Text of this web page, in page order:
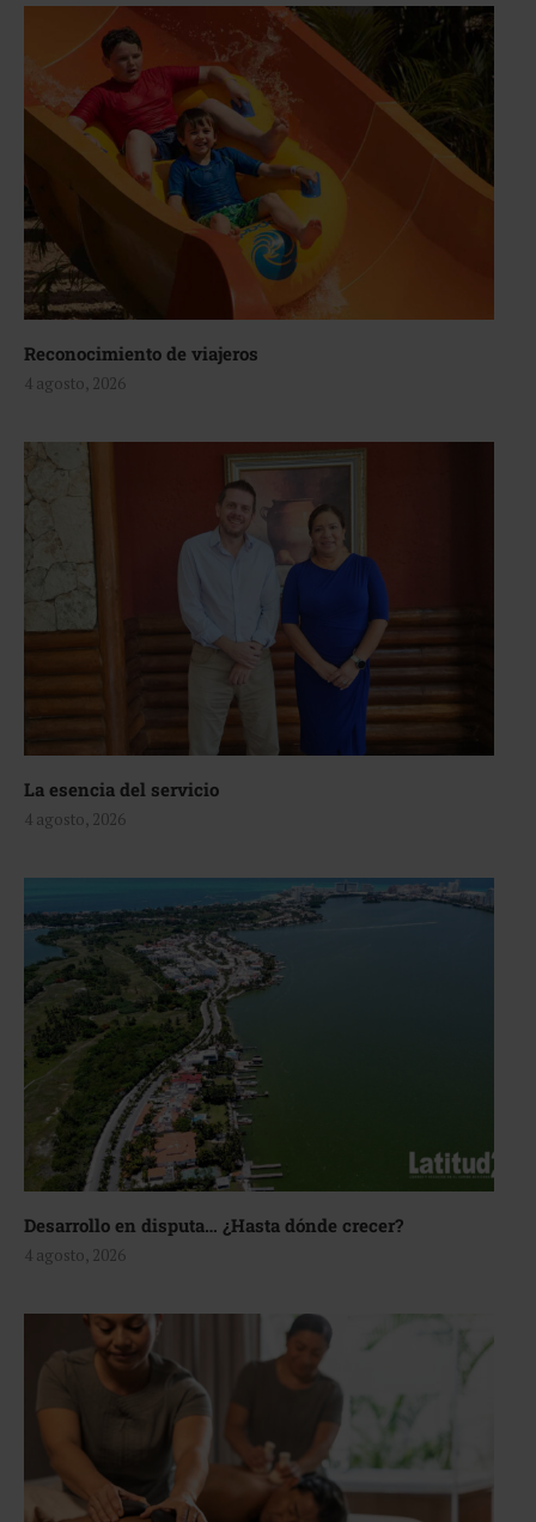
Reconocimiento de viajeros
4 agosto, 2026
La esencia del servicio
4 agosto, 2026
Desarrollo en disputa… ¿Hasta dónde crecer?
4 agosto, 2026